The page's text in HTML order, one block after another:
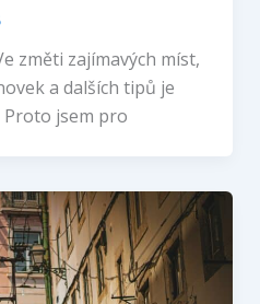
změti zajímavých míst,
a dalších tipů je
jsem pro